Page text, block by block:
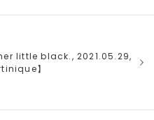
little black., 2021.05.29,
】